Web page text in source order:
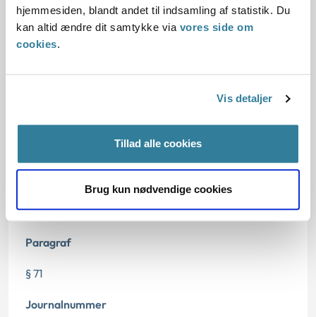
hjemmesiden, blandt andet til indsamling af statistik. Du
kan altid ændre dit samtykke via vores side om
cookies.
Vis detaljer
Tillad alle cookies
Brug kun nødvendige cookies
07.09.2018
Offentliggørelsesdato
fra [46-18] til [18-7886].
Denne principmeddelelse er kasseret den 16. april
1. januar 2024 ved lov nr. 721 af 13. juni 2023, nu lbkg.
nr. 83 af 25. januar 2024.
Paragraf
§ 71
Journalnummer